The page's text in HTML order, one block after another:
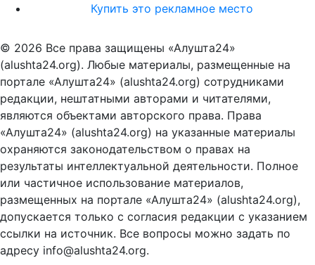
Купить это рекламное место
© 2026 Все права защищены «Алушта24»
(alushta24.org). Любые материалы, размещенные на
портале «Алушта24» (alushta24.org) сотрудниками
редакции, нештатными авторами и читателями,
являются объектами авторского права. Права
«Алушта24» (alushta24.org) на указанные материалы
охраняются законодательством о правах на
результаты интеллектуальной деятельности. Полное
или частичное использование материалов,
размещенных на портале «Алушта24» (alushta24.org),
допускается только с согласия редакции с указанием
ссылки на источник. Все вопросы можно задать по
адресу info@alushta24.org.